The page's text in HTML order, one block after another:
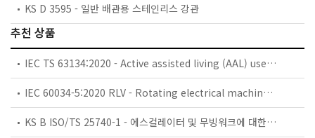
KS D 3595 - 일반 배관용 스테인리스 강관
추천 상품
IEC TS 63134:2020 - Active assisted living (AAL) use cases
IEC 60034-5:2020 RLV - Rotating electrical machines - Part 5: Degrees of protection provided by the integral design of rotating electrical machines (IP code) - Classification
KS B ISO/TS 25740-1 - 에스컬레이터 및 무빙워크에 대한 안전요건 — 제1부: 세계공통 필수 안전요건(GESRs)